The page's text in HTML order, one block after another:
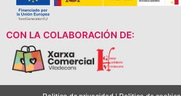
CON LA COLABORACIÓN DE: